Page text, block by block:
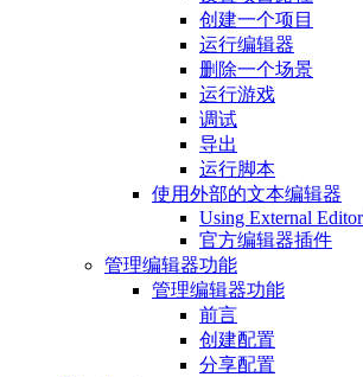
创建一个项目
运行编辑器
删除一个场景
运行游戏
调试
导出
运行脚本
使用外部的文本编辑器
Using External
官方编辑器插件
管理编辑器功能
管理编辑器功能
前言
创建配置
分享配置